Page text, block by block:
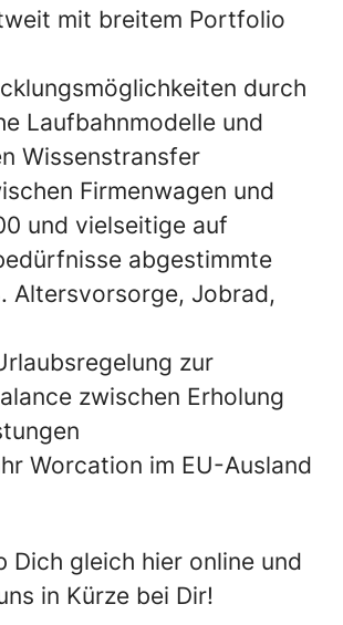
mit breitem Portfolio
durch
Laufbahnmodelle und
Wissenstransfer
Firmenwagen und
und vielseitige auf
abgestimmte
Altersvorsorge, Jobrad,
zur
zwischen Erholung
Worcation im EU-Ausland
Dich gleich hier online und
in Kürze bei Dir!